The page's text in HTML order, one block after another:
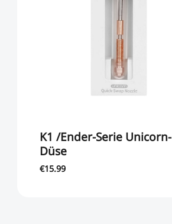
K1 /Ender-Serie Unicorn-
Düse
€15.99